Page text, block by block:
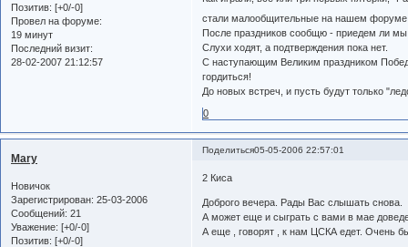
Позитив: [+0/-0]
Провел на форуме:
19 минут
Последний визит:
28-02-2007 21:12:57
стали малообщительные на нашем
После праздников сообщю - приедем ли мы
Слухи ходят, а подтверждения пока нет.
С наступающим Великим праздником
гордиться!
До новых встреч, и пусть будут только
0
Поделиться05-05-2006 22:57:01
Mary
Новичок
Зарегистрирован: 25-03-2006
Сообщений: 21
Уважение: [+0/-0]
Позитив: [+0/-0]
2 Киса
Доброго вечера. Рады Вас слышать снова.
А может еще и сыграть с вами в мае
А еще , говорят , к нам ЦСКА едет. Очень